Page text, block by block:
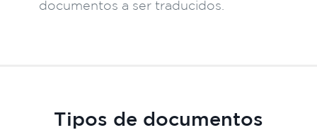
documentos a ser traducidos.
Tipos de documentos